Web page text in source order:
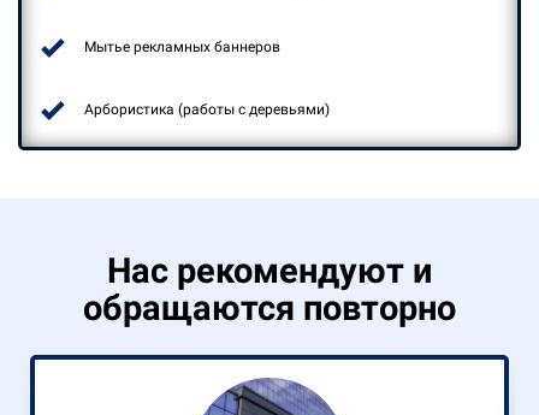
Мытье рекламных баннеров
Арбористика (работы с деревьями)
Нас рекомендуют и
обращаются повторно